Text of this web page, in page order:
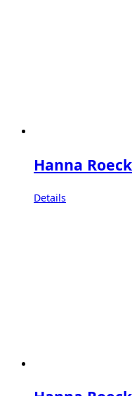
Hanna
Details